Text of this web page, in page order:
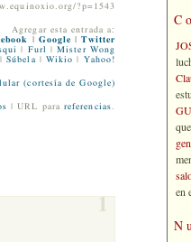
?p=1543
Agregar esta entrada a:
Google |Twitter
Furl |Mister Wong
|Súbela Wikio Yahoo!
(cortesía de Google)
| URL parareferencias
1
en